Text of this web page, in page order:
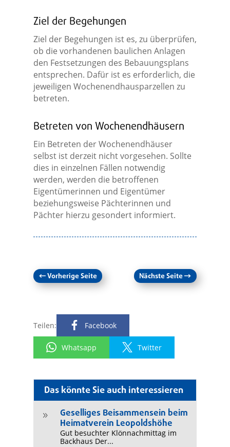
Das könnte Sie auch interessieren
9
Geselliges Beisammensein beim
Heimatverein Leopoldshöhe
Gut besuchter Klönnachmittag im
Backhaus Der...
Ziel der Begehungen
Ziel der Begehungen ist es, zu überprüfen,
ob die vorhandenen baulichen Anlagen
den Festsetzungen des Bebauungsplans
entsprechen. Dafür ist es erforderlich, die
jeweiligen Wochenendhausparzellen zu
betreten.
Betreten von Wochenendhäusern
Ein Betreten der Wochenendhäuser
selbst ist derzeit nicht vorgesehen. Sollte
dies in einzelnen Fällen notwendig
werden, werden die betroffenen
Eigentümerinnen und Eigentümer
beziehungsweise Pächterinnen und
Pächter hierzu gesondert informiert.
←Vorherige Seite Nächste Seite→
Teilen: Facebook
Whatsapp Twitter